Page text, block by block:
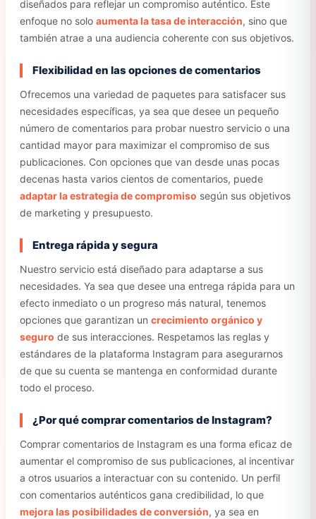
diseñados para reflejar un compromiso auténtico. Este
enfoque no solo aumenta la tasa de interacción, sino que
también atrae a una audiencia coherente con sus objetivos.
Flexibilidad en las opciones de comentarios
Ofrecemos una variedad de paquetes para satisfacer sus
necesidades específicas, ya sea que desee un pequeño
número de comentarios para probar nuestro servicio o una
cantidad mayor para maximizar el compromiso de sus
publicaciones. Con opciones que van desde unas pocas
decenas hasta varios cientos de comentarios, puede
adaptar la estrategia de compromiso según sus objetivos
de marketing y presupuesto.
Entrega rápida y segura
Nuestro servicio está diseñado para adaptarse a sus
necesidades. Ya sea que desee una entrega rápida para un
efecto inmediato o un progreso más natural, tenemos
opciones que garantizan un crecimiento orgánico y
seguro de sus interacciones. Respetamos las reglas y
estándares de la plataforma Instagram para asegurarnos
de que su cuenta se mantenga en conformidad durante
todo el proceso.
¿Por qué comprar comentarios de Instagram?
Comprar comentarios de Instagram es una forma eficaz de
aumentar el compromiso de sus publicaciones, al incentivar
a otros usuarios a interactuar con su contenido. Un perfil
con comentarios auténticos gana credibilidad, lo que
mejora las posibilidades de conversión, ya sea en